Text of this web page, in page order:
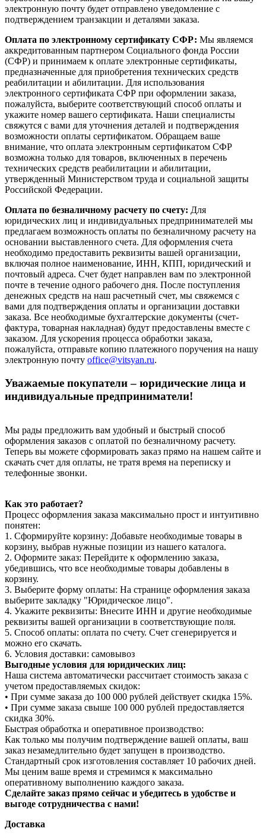
электронную почту будет отправлено уведомление с
подтверждением транзакции и деталями заказа.
Оплата по электронному сертификату СФР: Мы являемся
аккредитованным партнером Социального фонда России
(СФР) и принимаем к оплате электронные сертификаты,
предназначенные для приобретения технических средств
реабилитации и абилитации. Для использования
электронного сертификата СФР при оформлении заказа,
пожалуйста, выберите соответствующий способ оплаты и
укажите номер вашего сертификата. Наши специалисты
свяжутся с вами для уточнения деталей и подтверждения
возможности оплаты сертификатом. Обращаем ваше
внимание, что оплата электронным сертификатом СФР
возможна только для товаров, включенных в перечень
технических средств реабилитации и абилитации,
утвержденный Министерством труда и социальной защиты
Российской Федерации.
Оплата по безналичному расчету по счету: Для
юридических лиц и индивидуальных предпринимателей мы
предлагаем возможность оплаты по безналичному расчету на
основании выставленного счета. Для оформления счета
необходимо предоставить реквизиты вашей организации,
включая полное наименование, ИНН, КПП, юридический и
почтовый адреса. Счет будет направлен вам по электронной
почте в течение одного рабочего дня. После поступления
денежных средств на наш расчетный счет, мы свяжемся с
вами для подтверждения оплаты и организации доставки
заказа. Все необходимые бухгалтерские документы (счет-
фактура, товарная накладная) будут предоставлены вместе с
заказом. Для ускорения процесса обработки заказа,
пожалуйста, отправьте копию платежного поручения на нашу
электронную почту office@vitsyan.ru.
Уважаемые покупатели – юридические лица и
индивидуальные предприниматели!
Мы рады предложить вам удобный и быстрый способ
оформления заказов с оплатой по безналичному расчету.
Теперь вы можете сформировать заказ прямо на нашем сайте и
скачать счет для оплаты, не тратя время на переписку и
телефонные звонки.
Как это работает?
Процесс оформления заказа максимально прост и интуитивно
понятен:
1. Сформируйте корзину: Добавьте необходимые товары в
корзину, выбрав нужные позиции из нашего каталога.
2. Оформите заказ: Перейдите к оформлению заказа,
убедившись, что все необходимые товары добавлены в
корзину.
3. Выберите форму оплаты: На странице оформления заказа
выберите закладку "Юридическое лицо".
4. Укажите реквизиты: Внесите ИНН и другие необходимые
реквизиты вашей организации в соответствующие поля.
5. Способ оплаты: оплата по счету. Счет сгенерируется и
можно его скачать.
6. Условия доставки: самовывоз
Выгодные условия для юридических лиц:
Наша система автоматически рассчитает стоимость заказа с
учетом предоставляемых скидок:
• При сумме заказа до 100 000 рублей действует скидка 15%.
• При сумме заказа свыше 100 000 рублей предоставляется
скидка 30%.
Быстрая обработка и оперативное производство:
Как только мы получим подтверждение вашей оплаты, ваш
заказ незамедлительно будет запущен в производство.
Стандартный срок изготовления составляет 10 рабочих дней.
Мы ценим ваше время и стремимся к максимально
оперативному выполнению каждого заказа.
Сделайте заказ прямо сейчас и убедитесь в удобстве и
выгоде сотрудничества с нами!
Доставка